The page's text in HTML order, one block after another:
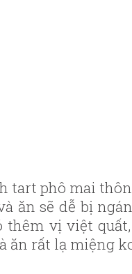
tart phô mai
ăn sẽ dễ bị
thêm vị việt
ăn rất lạ miệng